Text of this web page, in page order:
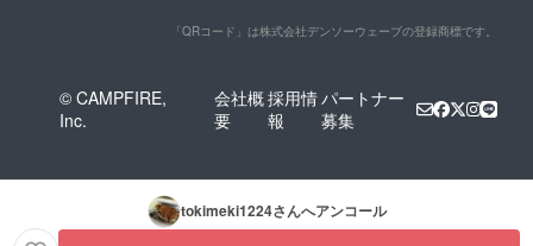
「QRコード」は株式会社デンソーウェーブの登録商標です。
© CAMPFIRE,
Inc.
会社概
要
採用情
報
パートナー
募集
tokimeki1224さんへアンコール